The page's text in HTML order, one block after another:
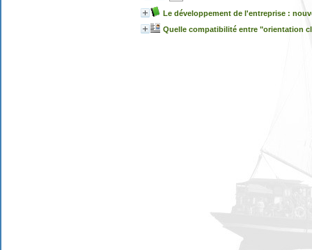
Le développement de l'entreprise :
Quelle compatibilité entre "orientation